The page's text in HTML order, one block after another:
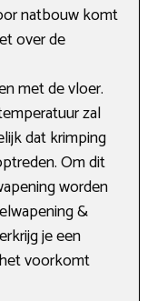
natbouw komt
over de
met de vloer.
zal
dat krimping
Om dit
worden
&
je een
voorkomt